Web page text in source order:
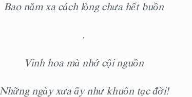
Bao năm xa cách lòng chưa hết buồn
.
Vinh hoa mà nhớ cội nguồn
Những ngày xưa ấy như khuôn tạc đời!